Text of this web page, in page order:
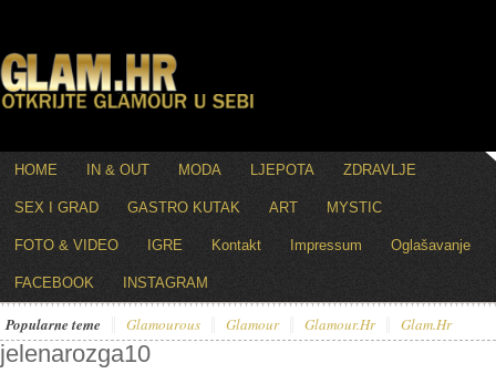
HOME IN & OUT MODA LJEPOTA ZDRAVLJE
SEX I GRAD GASTRO KUTAK ART MYSTIC
FOTO & VIDEO IGRE Kontakt Impressum Oglašavanje
FACEBOOK INSTAGRAM
Popularne teme Glamourous Glamour Glamour.hr Glam.hr
jelenarozga10